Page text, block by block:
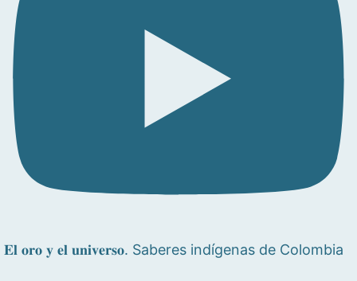
𝐄𝐥 𝐨𝐫𝐨 𝐲 𝐞𝐥 𝐮𝐧𝐢𝐯𝐞𝐫𝐬𝐨. Saberes indígenas de Colombia